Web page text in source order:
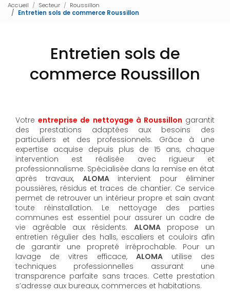
Accueil Secteur
Roussillon
Entretien sols de commerce Roussillon
Entretien sols de
commerce Roussillon
Votreentreprise de nettoyage à Roussillon garantit
des prestations adaptées aux besoins des
particuliers et des professionnels. Grâce à une
expertise acquise depuis plus de 15 ans, chaque
intervention est réalisée avec rigueur et
professionnalisme. Spécialisée dans la remise en état
après travaux, ALOMAintervient pour éliminer
poussières, résidus et traces de chantier. Ce service
permet de retrouver un intérieur propre et sain avant
toute réinstallation. Le nettoyage des parties
communes est essentiel pour assurer un cadre de
vie agréable aux résidents. ALOMApropose un
entretien régulier des halls, escaliers et couloirs afin
de garantir une propreté irréprochable. Pour un
lavage de vitres efficace, ALOMAutilise des
techniques professionnelles assurant une
transparence parfaite sans traces. Cette prestation
s’adresse aux bureaux, commerces et habitations.